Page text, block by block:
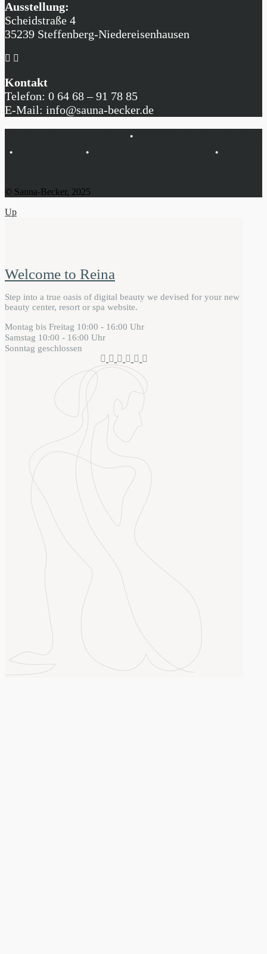
Ausstellung:
Scheidstraße 4
35239 Steffenberg-Niedereisenhausen
Kontakt
Telefon: 0 64 68 – 91 78 85
E-Mail: info@sauna-becker.de
・
・
・
・
© Sauna-Becker, 2025
Up
Welcome to Reina
Step into a true oasis of digital beauty we devised for your new
beauty center, resort or spa website.
Montag bis Freitag 10:00 - 16:00 Uhr
Samstag 10:00 - 16:00 Uhr
Sonntag geschlossen